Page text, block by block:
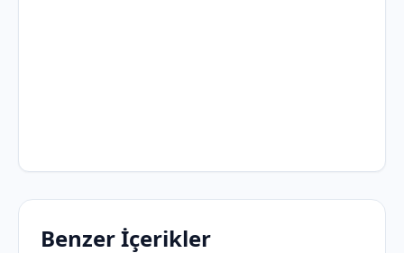
Benzer İçerikler